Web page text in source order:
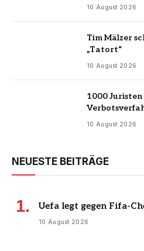
10 August 2026
Tim Mälzer
„Tatort“
10 August 2026
1000
10 August 2026
NEUESTE BEITRÄGE
Uefa legt gegen Fifa-
10 August 2026